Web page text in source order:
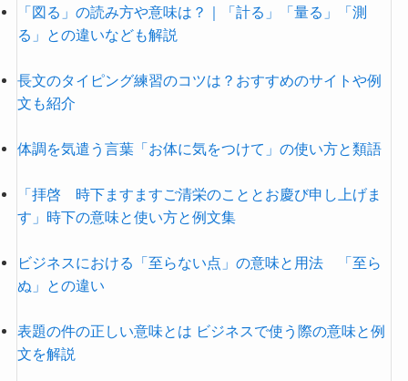
「図る」の読み方や意味は？｜「計る」「量る」「測
る」との違いなども解説
長文のタイピング練習のコツは？おすすめのサイトや例
文も紹介
体調を気遣う言葉「お体に気をつけて」の使い方と類語
「拝啓 時下ますますご清栄のこととお慶び申し上げま
す」時下の意味と使い方と例文集
ビジネスにおける「至らない点」の意味と用法 「至ら
ぬ」との違い
表題の件の正しい意味とは ビジネスで使う際の意味と例
文を解説